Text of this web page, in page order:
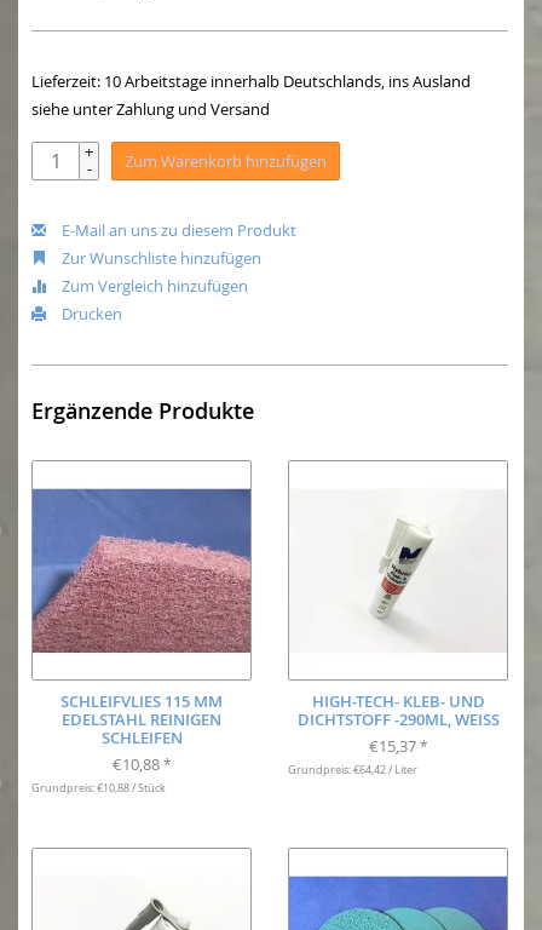
Lieferzeit: 10 Arbeitstage innerhalb Deutschlands, ins Ausland
siehe unter Zahlung und Versand
+
- Zum Warenkorb hinzufügen
E-Mail an uns zu diesem Produkt
Zur Wunschliste hinzufügen
Zum Vergleich hinzufügen
Drucken
Ergänzende Produkte
SCHLEIFVLIES 115 MM
EDELSTAHL REINIGEN
SCHLEIFEN
€10,88 *
Grundpreis: €10,88 / Stück
HIGH-TECH- KLEB- UND
DICHTSTOFF -290ML, WEISS
€15,37 *
Grundpreis: €64,42 / Liter